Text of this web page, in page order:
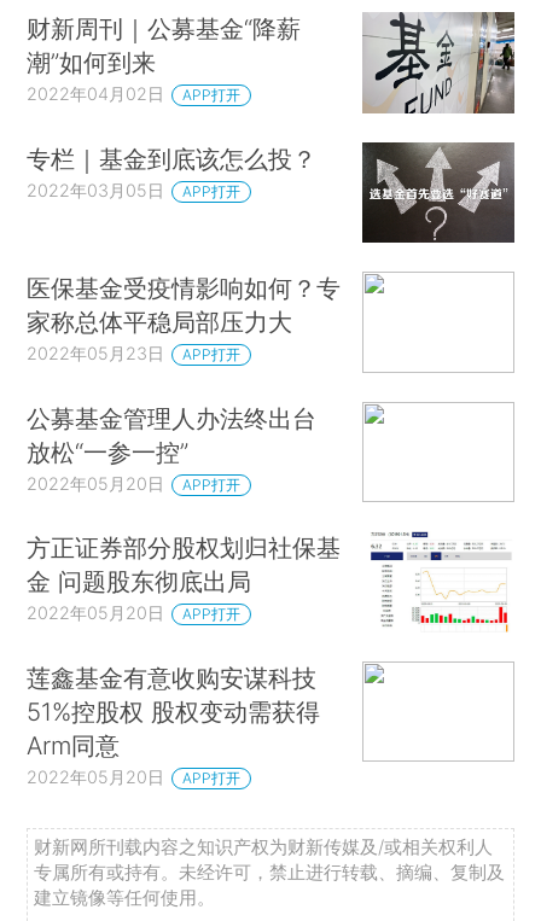
财新周刊｜公募基金“降薪
潮”如何到来
2022年04月02日 APP打开
专栏｜基金到底该怎么投？
2022年03月05日 APP打开
医保基金受疫情影响如何？专
家称总体平稳局部压力大
2022年05月23日 APP打开
公募基金管理人办法终出台
放松“一参一控”
2022年05月20日 APP打开
方正证券部分股权划归社保基
金 问题股东彻底出局
2022年05月20日 APP打开
莲鑫基金有意收购安谋科技
51%控股权 股权变动需获得
Arm同意
2022年05月20日 APP打开
财新网所刊载内容之知识产权为财新传媒及/或相关权利人
专属所有或持有。未经许可，禁止进行转载、摘编、复制及
建立镜像等任何使用。